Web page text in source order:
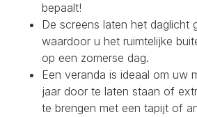
bepaalt!
De screens laten het daglicht
waardoor u het ruimtelijke
op een zomerse dag.
Een veranda is ideaal om uw
jaar door te laten staan of
te brengen met een tapijt of